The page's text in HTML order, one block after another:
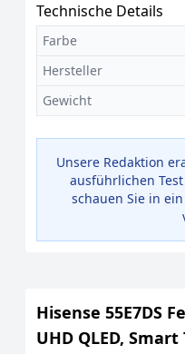
Technische Details
Farbe
Hersteller
Gewicht
Unsere Redaktion
ausführlichen
schauen Sie in
Hisense 55E7DS
UHD QLED,